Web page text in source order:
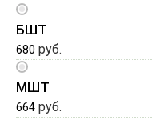
БШТ
680 руб.
МШТ
664 руб.